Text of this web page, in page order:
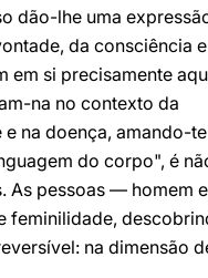
dão-lhe uma
da consciência
si precisamente
na no contexto da
na doença, amando-
do corpo", é
As pessoas — homem
feminilidade,
na dimensão